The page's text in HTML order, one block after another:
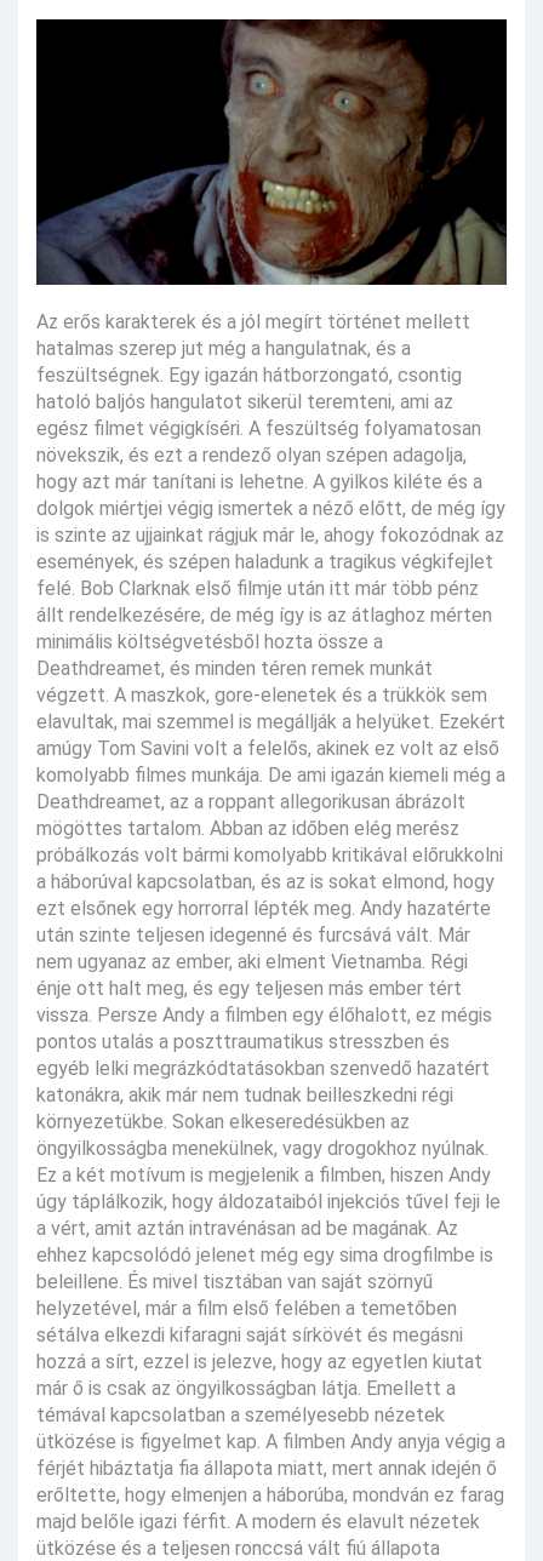
Az erős karakterek és a jól megírt történet mellett
hatalmas szerep jut még a hangulatnak, és a
feszültségnek. Egy igazán hátborzongató, csontig
hatoló baljós hangulatot sikerül teremteni, ami az
egész filmet végigkíséri. A feszültség folyamatosan
növekszik, és ezt a rendező olyan szépen adagolja,
hogy azt már tanítani is lehetne. A gyilkos kiléte és a
dolgok miértjei végig ismertek a néző előtt, de még így
is szinte az ujjainkat rágjuk már le, ahogy fokozódnak az
események, és szépen haladunk a tragikus végkifejlet
felé. Bob Clarknak első filmje után itt már több pénz
állt rendelkezésére, de még így is az átlaghoz mérten
minimális költségvetésből hozta össze a
Deathdreamet, és minden téren remek munkát
végzett. A maszkok, gore-elenetek és a trükkök sem
elavultak, mai szemmel is megállják a helyüket. Ezekért
amúgy Tom Savini volt a felelős, akinek ez volt az első
komolyabb filmes munkája. De ami igazán kiemeli még a
Deathdreamet, az a roppant allegorikusan ábrázolt
mögöttes tartalom. Abban az időben elég merész
próbálkozás volt bármi komolyabb kritikával előrukkolni
a háborúval kapcsolatban, és az is sokat elmond, hogy
ezt elsőnek egy horrorral lépték meg. Andy hazatérte
után szinte teljesen idegenné és furcsává vált. Már
nem ugyanaz az ember, aki elment Vietnamba. Régi
énje ott halt meg, és egy teljesen más ember tért
vissza. Persze Andy a filmben egy élőhalott, ez mégis
pontos utalás a poszttraumatikus stresszben és
egyéb lelki megrázkódtatásokban szenvedő hazatért
katonákra, akik már nem tudnak beilleszkedni régi
környezetükbe. Sokan elkeseredésükben az
öngyilkosságba menekülnek, vagy drogokhoz nyúlnak.
Ez a két motívum is megjelenik a filmben, hiszen Andy
úgy táplálkozik, hogy áldozataiból injekciós tűvel feji le
a vért, amit aztán intravénásan ad be magának. Az
ehhez kapcsolódó jelenet még egy sima drogfilmbe is
beleillene. És mivel tisztában van saját szörnyű
helyzetével, már a film első felében a temetőben
sétálva elkezdi kifaragni saját sírkövét és megásni
hozzá a sírt, ezzel is jelezve, hogy az egyetlen kiutat
már ő is csak az öngyilkosságban látja. Emellett a
témával kapcsolatban a személyesebb nézetek
ütközése is figyelmet kap. A filmben Andy anyja végig a
férjét hibáztatja fia állapota miatt, mert annak idején ő
erőltette, hogy elmenjen a háborúba, mondván ez farag
majd belőle igazi férfit. A modern és elavult nézetek
ütközése és a teljesen ronccsá vált fiú állapota